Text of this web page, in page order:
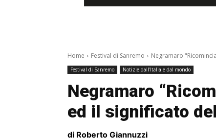
Home Festival di Sanremo Negramaro
Festival di Sanremo Notizie dall'Italia e dal mondo
Negramaro
ed il significato
di Roberto Giannuzzi